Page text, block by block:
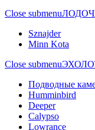
Close submenu
Sznajder
Minn Kota
Close submenu
Подводные
Humminbird
Deeper
Calypso
Lowrance